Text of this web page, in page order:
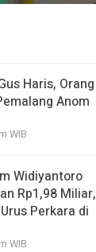
Haris, Orang
Anom
WIB
Widiyantoro
Rp1,98 Miliar,
Perkara di
WIB